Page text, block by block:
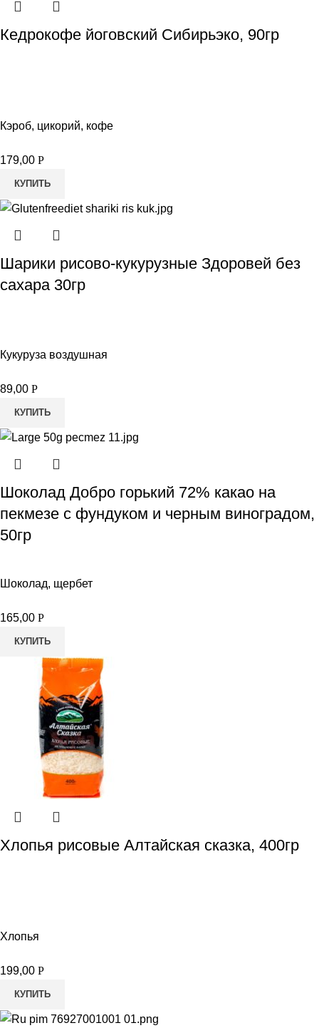
Кедрокофе йоговский Сибирьэко, 90гр
Кэроб, цикорий, кофе
179,00 Р
КУПИТЬ
Шарики рисово-кукурузные Здоровей без
сахара 30гр
Кукуруза воздушная
89,00 Р
КУПИТЬ
Шоколад Добро горький 72% какао на
пекмезе с фундуком и черным виноградом,
50гр
Шоколад, щербет
165,00 Р
КУПИТЬ
Хлопья рисовые Алтайская сказка, 400гр
Хлопья
199,00 Р
КУПИТЬ